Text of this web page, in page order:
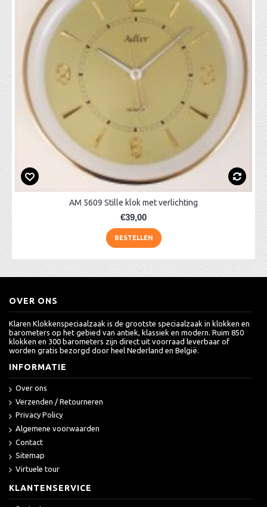
AM 5609 Stille klok met verlichting
€39,00
BESTELLEN
OVER ONS
Klaren Klokkenspeciaalzaak is de grootste speciaalzaak in klokken en
barometers op het gebied van antiek, klassiek en modern. Ruim 850
klokken en 300 barometers zijn direct uit voorraad leverbaar of
worden gratis bezorgd door heel Nederland en België.
INFORMATIE
Over ons
Verzenden / Retourneren
Privacy Policy
Algemene voorwaarden
Contact
Sitemap
Virtuele tour
KLANTENSERVICE